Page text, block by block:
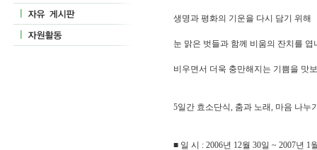
생명과 평화의 기운을 다시 담기 위해
눈 맑은 벗들과 함께 비움의 잔치를 엽
비우면서 더욱 충만해지는 기쁨을 맛
5일간 효소단식, 춤과 노래, 마음 나누
■ 일 시 : 2006년 12월 30일 ~ 2007년 1